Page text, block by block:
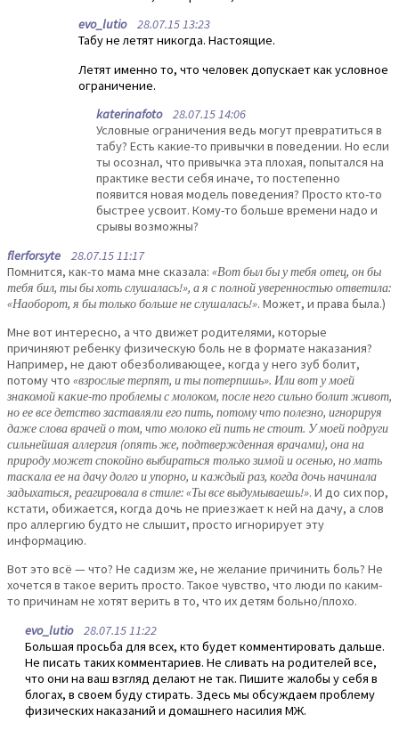
evo_lutio28.07.15 13:23
Табу не летят никогда. Настоящие.
Летят именно то, что человек допускает как условное
ограничение.
katerinafoto28.07.15 14:06
Условные ограничения ведь могут превратиться в
табу? Есть какие-то привычки в поведении. Но если
ты осознал, что привычка эта плохая, попытался на
практике вести себя иначе, то постепенно
появится новая модель поведения? Просто кто-то
быстрее усвоит. Кому-то больше времени надо и
срывы возможны?
flerforsyte 28.07.15 11:17
Помнится, как-то мама мне сказала: «Вот был бы у тебя отец, он бы
тебя бил, ты бы хоть слушалась!», а я с полной уверенностью ответила:
«Наоборот, я бы только больше не слушалась!». Может, и права была.)
Мне вот интересно, а что движет родителями, которые
причиняют ребенку физическую боль не в формате наказания?
Например, не дают обезболивающее, когда у него зуб болит,
потому что «взрослые терпят, и ты потерпишь». Или вот у моей
знакомой какие-то проблемы с молоком, после него сильно болит живот,
но ее все детство заставляли его пить, потому что полезно, игнорируя
даже слова врачей о том, что молоко ей пить не стоит. У моей подруги
сильнейшая аллергия (опять же, подтвержденная врачами), она на
природу может спокойно выбираться только зимой и осенью, но мать
таскала ее на дачу долго и упорно, и каждый раз, когда дочь начинала
задыхаться, реагировала в стиле: «Ты все выдумываешь!». И до сих пор,
кстати, обижается, когда дочь не приезжает к ней на дачу, а слов
про аллергию будто не слышит, просто игнорирует эту
информацию.
Вот это всё — что? Не садизм же, не желание причинить боль? Не
хочется в такое верить просто. Такое чувство, что люди по каким-
то причинам не хотят верить в то, что их детям больно/плохо.
evo_lutio28.07.15 11:22
Большая просьба для всех, кто будет комментировать дальше.
Не писать таких комментариев. Не сливать на родителей все,
что они на ваш взгляд делают не так. Пишите жалобы у себя в
блогах, в своем буду стирать. Здесь мы обсуждаем проблему
физических наказаний и домашнего насилия МЖ.